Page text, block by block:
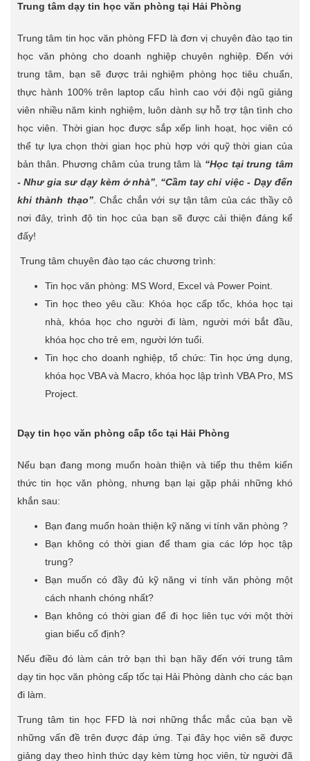
Trung tâm dạy tin học văn phòng tại Hải Phòng
Trung tâm tin học văn phòng FFD là đơn vị chuyên đào tạo tin
học văn phòng cho doanh nghiệp chuyên nghiệp. Đến với
trung tâm, bạn sẽ được trải nghiệm phòng học tiêu chuẩn,
thực hành 100% trên laptop cấu hình cao với đội ngũ giảng
viên nhiều năm kinh nghiệm, luôn dành sự hỗ trợ tận tình cho
học viên. Thời gian học được sắp xếp linh hoạt, học viên có
thể tự lựa chọn thời gian học phù hợp với quỹ thời gian của
bản thân. Phương châm của trung tâm là “Học tại trung tâm
- Như gia sư dạy kèm ở nhà” “Cầm tay chỉ việc - Dạy đến
khi thành thạo”. Chắc chắn với sự tận tâm của các thầy cô
nơi đây, trình độ tin học của bạn sẽ được cải thiện đáng kể
đấy!
Trung tâm chuyên đào tạo các chương trình:
Tin học văn phòng: MS Word, Excel và Power Point.
Tin học theo yêu cầu: Khóa học cấp tốc, khóa học tại
nhà, khóa học cho người đi làm, người mới bắt đầu,
khóa học cho trẻ em, người lớn tuổi.
Tin học cho doanh nghiệp, tổ chức: Tin học ứng dụng,
khóa học VBA và Macro, khóa học lập trình VBA Pro, MS
Project.
Dạy tin học văn phòng cấp tốc tại Hải Phòng
Nếu bạn đang mong muốn hoàn thiện và tiếp thu thêm kiến
thức tin học văn phòng, nhưng bạn lại gặp phải những khó
khắn sau:
Bạn đang muốn hoàn thiện kỹ năng vi tính văn phòng ?
Bạn không có thời gian để tham gia các lớp học tập
trung?
Bạn muốn có đầy đủ kỹ năng vi tính văn phòng một
cách nhanh chóng nhất?
Bạn không có thời gian để đi học liên tục với một thời
gian biểu cố định?
Nếu điều đó làm cản trở bạn thì bạn hãy đến với trung tâm
dạy tin học văn phòng cấp tốc tại Hải Phòng dành cho các bạn
đi làm.
Trung tâm tin học FFD là nơi những thắc mắc của bạn về
những vấn đề trên được đáp ứng. Tại đây học viên sẽ được
giảng dạy theo hình thức dạy kèm từng học viên, từ người đã